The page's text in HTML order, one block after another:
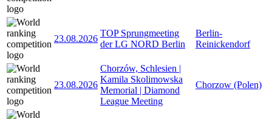
23.08.2026
TOP Sprungmeeting
der LG NORD Berlin
Berlin-
Reinickendorf
23.08.2026
Chorzów, Schlesien |
Kamila Skolimowska
Memorial | Diamond
League Meeting
Chorzow (Polen)